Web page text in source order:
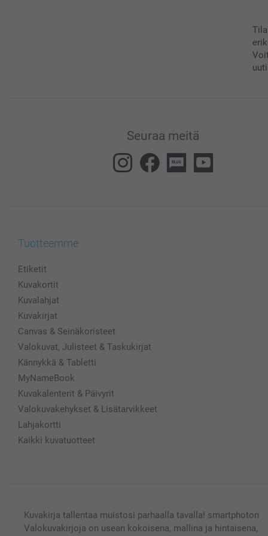
Seuraa meitä
Tuotteemme
Etiketit
Kuvakortit
Kuvalahjat
Kuvakirjat
Canvas & Seinäkoristeet
Valokuvat, Julisteet & Taskukirjat
Kännykkä & Tabletti
MyNameBook
Kuvakalenterit & Päivyrit
Valokuvakehykset & Lisätarvikkeet
Lahjakortti
Kaikki kuvatuotteet
Kuvakirja tallentaa muistosi parhaalla tavalla! smartphoton
Valokuvakirjoja on usean kokoisena, mallina ja hintaisena,